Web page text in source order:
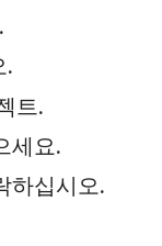
.
트.
세요.
하십시오.